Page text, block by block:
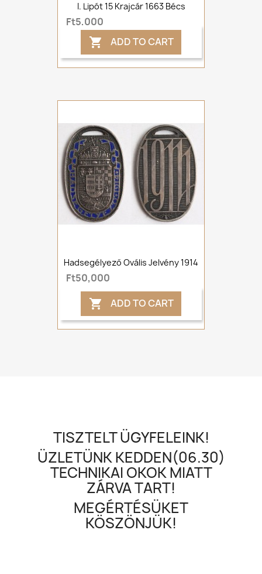
I. Lipót 15 Krajcár 1663 Bécs
Ft5,000
 ADD TO CART
Hadsegélyező Ovális Jelvény 1914
Ft50,000
 ADD TO CART
TISZTELT ÜGYFELEINK!
ÜZLETÜNK KEDDEN(06.30)
TECHNIKAI OKOK MIATT
ZÁRVA TART!
MEGÉRTÉSÜKET
KÖSZÖNJÜK!